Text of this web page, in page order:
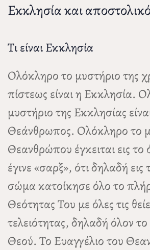
Εκκλησία και
Τι είναι Εκκλησία
Ολόκληρο το μυστήριο της
πίστεως είναι η Εκκλησία.
μυστήριο της Εκκλησίας
Θεάνθρωπος. Ολόκληρο το
Θεανθρώπου έγκειται εις το
έγινε «σαρξ», ότι δηλαδή
σώμα κατοίκησε όλο το
Θεότητας Του με όλες τις
τελειότητας, δηλαδή όλον
Θεού. Το Ευαγγέλιο του